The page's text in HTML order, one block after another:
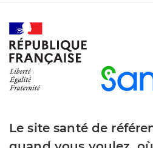
Le site santé de